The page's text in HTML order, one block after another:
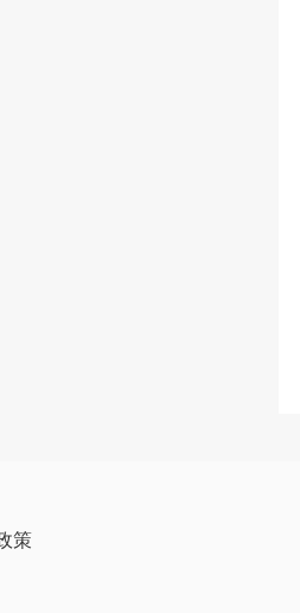
策